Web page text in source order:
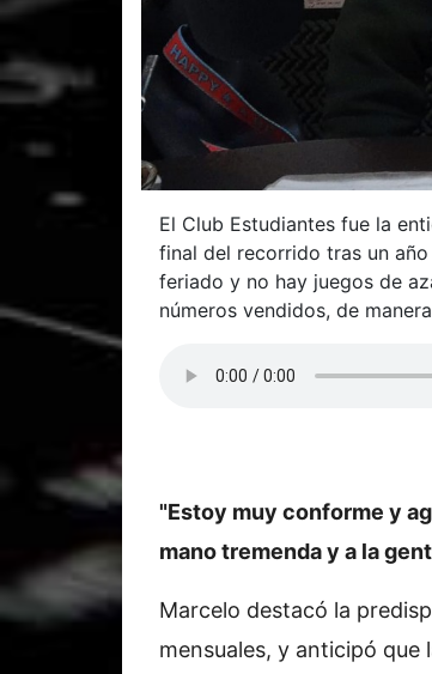
El Club Estudiantes fue la
final del recorrido tras un
feriado y no hay juegos de
números vendidos, de
"Estoy muy conforme y
mano tremenda y a la
Marcelo destacó la
mensuales, y anticipó